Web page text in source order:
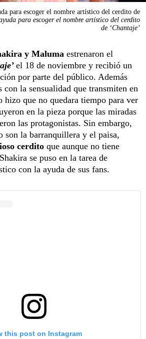
para escoger el nombre artístico del cerdito de
para escoger el nombre artístico del cerdito
de ‘Chantaje’
y Maluma estrenaron el
el 18 de noviembre y recibió un
por parte del público. Además
con la sensualidad que transmiten en
hizo que no quedara tiempo para ver
en la pieza porque las miradas
las protagonistas. Sin embargo,
son la barranquillera y el paisa,
cerdito que aunque no tiene
se puso en la tarea de
con la ayuda de sus fans.
this post on Instagram